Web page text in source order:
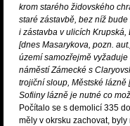
krom starého židovského
staré zástavbě, bez níž
i zástavba v ulicích
[dnes Masarykova, pozn.
území samozřejmě
náměstí Zámecké s
trojiční sloup, Městské lázně
Sofiiny lázně je nutné co
Počítalo se s demolicí 335
měly v okrsku zachovat,